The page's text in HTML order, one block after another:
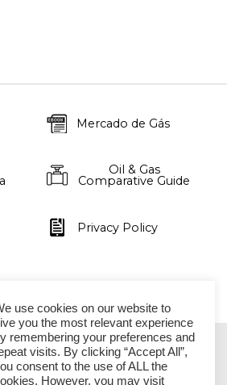
Mercado de Gás
Oil & Gas
Comparative Guide
Privacy Policy
SÃO PAULO
use cookies on our website to
you the most relevant experience
remembering your preferences and
visits. By clicking “Accept All”,
consent to the use of ALL the
However, you may visit